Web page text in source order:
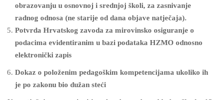
obrazovanju u osnovnoj i srednjoj školi, za zasnivanje
radnog odnosa (ne starije od dana objave natječaja).
Potvrda Hrvatskog zavoda za mirovinsko osiguranje o
podacima evidentiranim u bazi podataka HZMO odnosno
elektronički zapis
Dokaz o položenim pedagoškim kompetencijama ukoliko ih
je po zakonu bio dužan steći